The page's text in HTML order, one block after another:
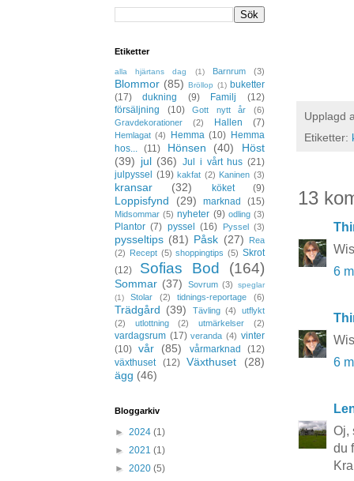
Upplagd
Etiketter:
13
6
6
Oj,
du
Etiketter
alla hjärtans dag (1) Barnrum (3)
Blommor (85) Bröllop (1) buketter
(17)
dukning (9) Familj
(12)
försäljning
(10) Gott nytt år
(6)
Gravdekorationer
(2) Hallen (7)
Hemlagat (4) Hemma (10) Hemma
hos...
(11) Hönsen (40)
Höst
(39) jul (36) Jul i vårt hus (21)
julpyssel
(19) kakfat (2) Kaninen (3)
kransar (32) köket (9)
Loppisfynd (29) marknad (15)
Midsommar (5) nyheter (9) odling (3)
Plantor (7) pyssel (16) Pyssel (3)
pysseltips (81) Påsk (27)
Rea
(2) Recept (5) shoppingtips (5) Skrot
(12)
Sofias Bod (164)
Sommar (37) Sovrum (3)
speglar
(1)
Stolar (2) tidnings-reportage (6)
Trädgård (39) Tävling (4)
utflykt
(2)
utlottning (2) utmärkelser (2)
vardagsrum (17) veranda (4) vinter
(10) vår (85) vårmarknad
(12)
växthuset
(12) Växthuset
(28)
ägg (46)
Bloggarkiv
► 2024 (1)
► 2021 (1)
► 2020 (5)